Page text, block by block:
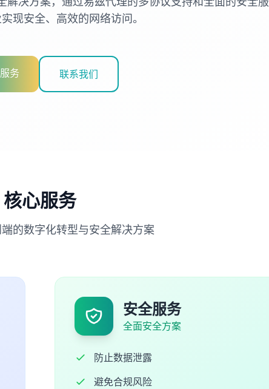
现安全、高效的网络访问。
务 联系我们
核心服务
的数字化转型与安全解决方案
安全服务
全面安全方案
防止数据泄露
避免合规风险